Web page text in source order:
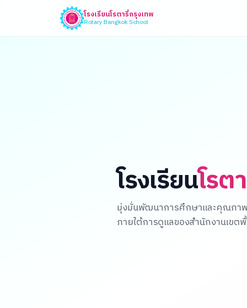
โรงเรียนโรตารี่กรุงเทพ
Rotary Bangkok School
โรงเรียนโรต
มุ่งมั่นพัฒนาการศึกษาและคุณภา
ภายใต้การดูแลของสำนักงานเข